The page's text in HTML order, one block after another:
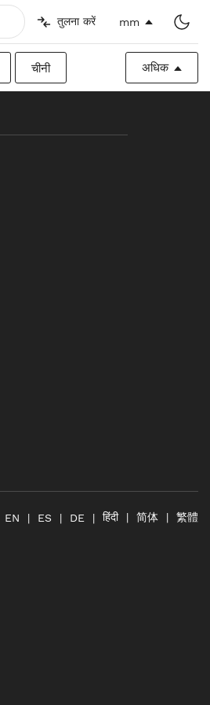
तुलना करें mm
चीनी अधिक
EN ES DE हिंदी 简体 繁體